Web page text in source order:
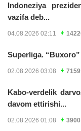
Indoneziya
vazifa deb...
04.08.2026 02:11
Superliga.
02.08.2026 03:08 7159
Kabo-verdelik
davom ettirishi...
02.08.2026 01:08 3900